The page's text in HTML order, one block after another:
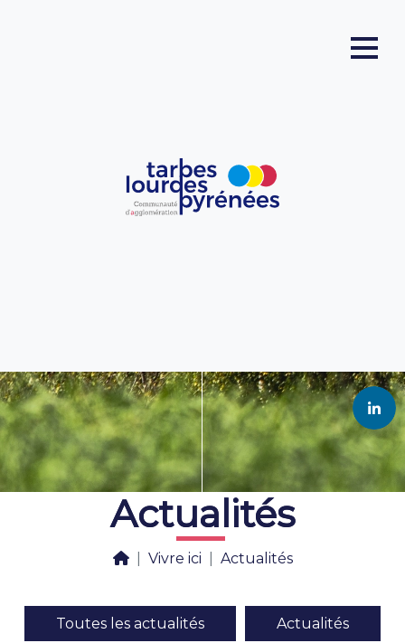
Actualités
Actualités
Vivre ici Actualités
Toutes les actualités Actualités